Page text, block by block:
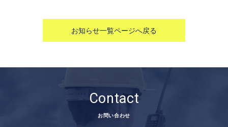
お知らせ一覧ページへ戻る
Contact
お問い合わせ